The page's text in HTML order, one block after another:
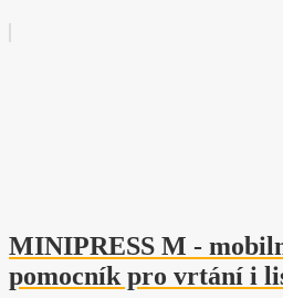
MINIPRESS M -
pomocník pro vrtání i